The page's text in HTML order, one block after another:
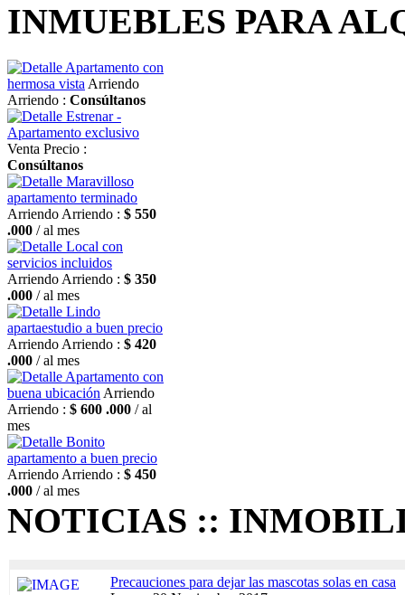
INMUEBLES PARA
Apartamento con
hermosa vista Arriendo
Arriendo : Consúltanos
Estrenar -
Apartamento exclusivo
Venta Precio :
Consúltanos
Maravilloso
apartamento terminado
Arriendo Arriendo : $ 550
.000 / al mes
Local con
servicios incluidos
Arriendo Arriendo : $ 350
.000 / al mes
Lindo
apartaestudio a buen precio
Arriendo Arriendo : $ 420
.000 / al mes
Apartamento con
buena ubicación Arriendo
Arriendo : $ 600 .000 / al
mes
Bonito
apartamento a buen precio
Arriendo Arriendo : $ 450
.000 / al mes
NOTICIAS ::
Precauciones para dejar las mascotas solas en casa